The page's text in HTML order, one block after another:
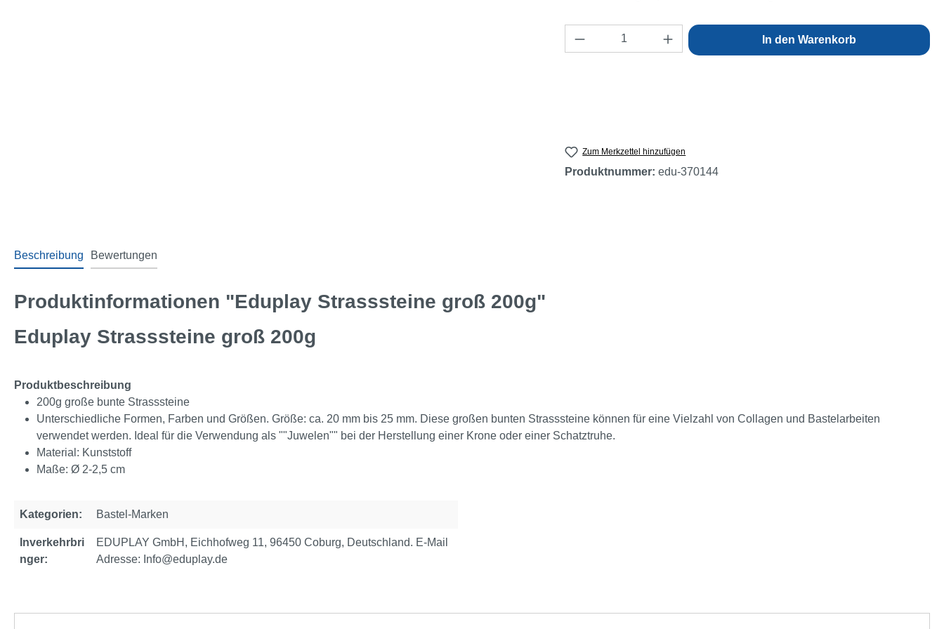
Produkt Anzahl: Gib den gewünschten Wert ein
In den Warenkorb
Zum Merkzettel hinzufügen
Produktnummer: edu-370144
Beschreibung Bewertungen
Produktinformationen "Eduplay Strasssteine groß 200g"
Eduplay Strasssteine groß 200g
Produktbeschreibung
200g große bunte Strasssteine
Unterschiedliche Formen, Farben und Größen. Größe: ca. 20 mm bis 25 mm. Diese großen bunten Strasssteine können für eine Vielzahl von Collagen und Bastelarbeiten
verwendet werden. Ideal für die Verwendung als ""Juwelen"" bei der Herstellung einer Krone oder einer Schatztruhe.
Material: Kunststoff
Maße: Ø 2-2,5 cm
Kategorien: Bastel-Marken
Inverkehrbri
nger:
EDUPLAY GmbH, Eichhofweg 11, 96450 Coburg, Deutschland. E-Mail
Adresse: Info@eduplay.de